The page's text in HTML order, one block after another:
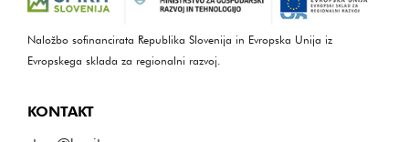
Naložbo sofinancirata Republika Slovenija in Evropska Unija iz
Evropskega sklada za regionalni razvoj.
KONTAKT